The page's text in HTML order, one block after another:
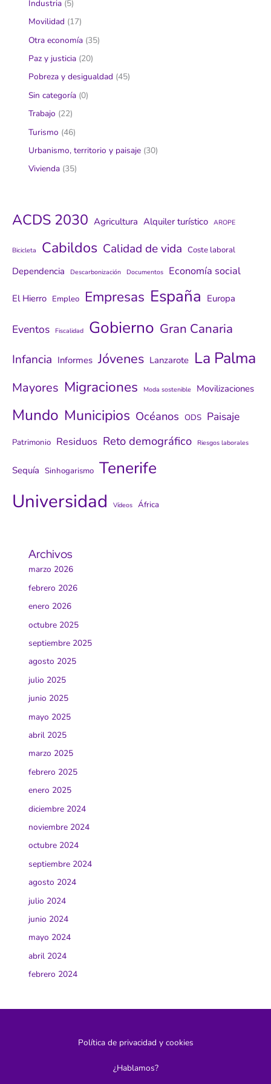
Industria (5)
Movilidad (17)
Otra economía (35)
Paz y justicia (20)
Pobreza y desigualdad (45)
Sin categoría (0)
Trabajo (22)
Turismo (46)
Urbanismo, territorio y paisaje (30)
Vivienda (35)
ACDS 2030 Agricultura Alquiler turístico AROPE
Bicicleta Cabildos Calidad de vida Coste laboral
Dependencia Descarbonización Documentos Economía social
El Hierro Empleo Empresas España Europa
Eventos Fiscalidad Gobierno Gran Canaria
Infancia Informes Jóvenes Lanzarote La Palma
Mayores Migraciones Moda sostenible Movilizaciones
Mundo Municipios Océanos ODS Paisaje
Patrimonio Residuos Reto demográfico Riesgos laborales
Sequía Sinhogarismo Tenerife
Universidad Vídeos África
Archivos
marzo 2026
febrero 2026
enero 2026
octubre 2025
septiembre 2025
agosto 2025
julio 2025
junio 2025
mayo 2025
abril 2025
marzo 2025
febrero 2025
enero 2025
diciembre 2024
noviembre 2024
octubre 2024
septiembre 2024
agosto 2024
julio 2024
junio 2024
mayo 2024
abril 2024
febrero 2024
Política de privacidad y cookies
¿Hablamos?